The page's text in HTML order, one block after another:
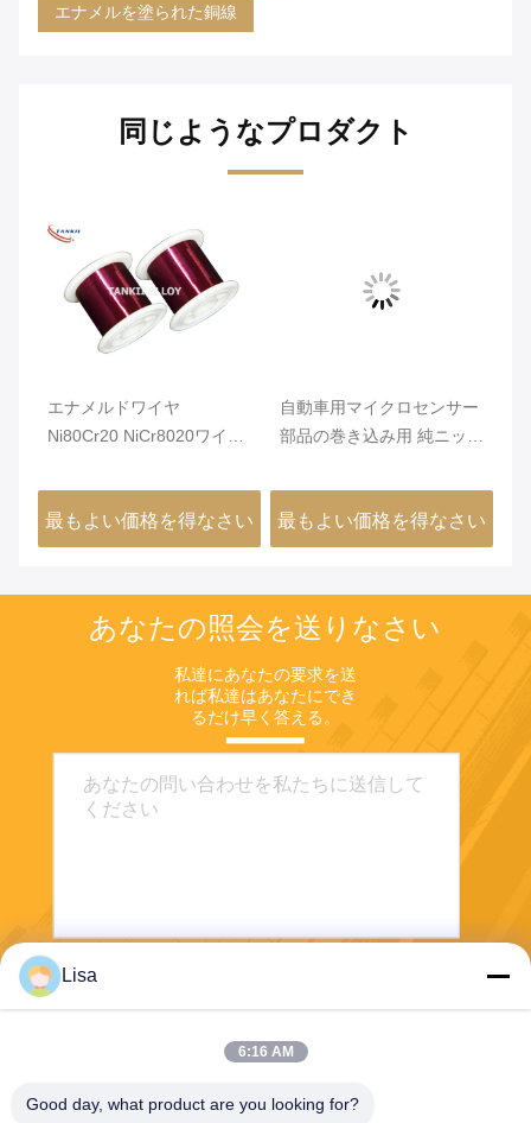
エナメルを塗られた銅線
同じようなプロダクト
エナメルドワイヤ
Ni80Cr20 NiCr8020ワイヤ
最もよい価格を得なさい
自動車用マイクロセンサー
部品の巻き込み用 純ニッケ
240°C
最もよい価格を得なさい
あなたの照会を送りなさい
私達にあなたの要求を送
れば私達はあなたにでき
るだけ早く答える。
Lisa
6:16 AM
Good day, what product are you looking for?